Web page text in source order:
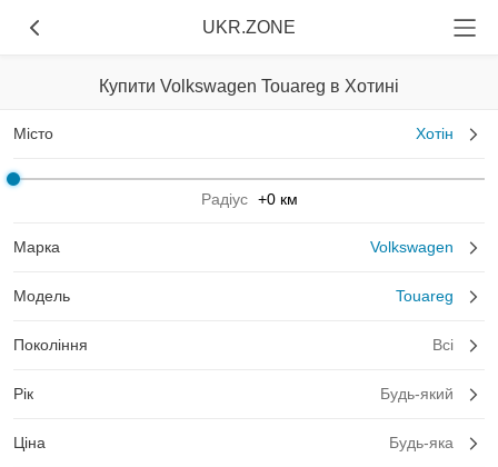
UKR.ZONE
Купити Volkswagen Touareg в Хотині
Місто Хотін
Радіус +0 км
Марка Volkswagen
Модель Touareg
Покоління Всі
Рік Будь-який
Ціна Будь-яка